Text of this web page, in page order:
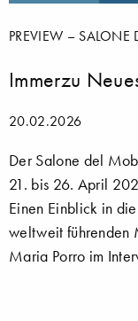
PREVIEW –
Immerzu
20.02.2026
Der Salone del
21. bis 26. April
Einen Einblick in
weltweit führenden
Maria Porro im